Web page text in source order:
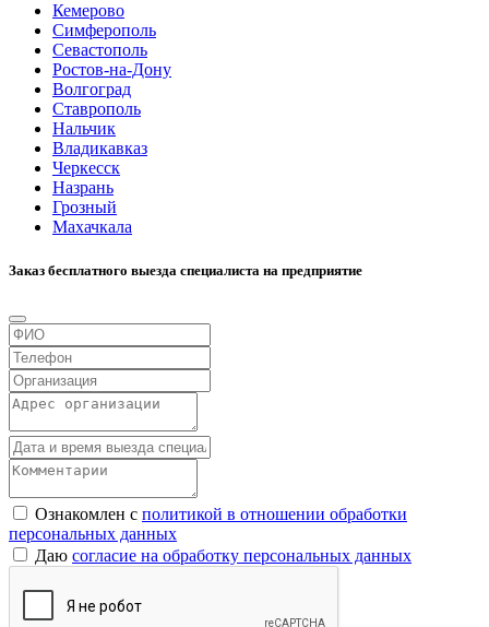
Кемерово
Симферополь
Севастополь
Ростов-на-Дону
Волгоград
Ставрополь
Нальчик
Владикавказ
Черкесск
Назрань
Грозный
Махачкала
Заказ бесплатного выезда специалиста на предприятие
Ознакомлен с политикой в отношении обработки
персональных данных
Даю согласие на обработку персональных данных